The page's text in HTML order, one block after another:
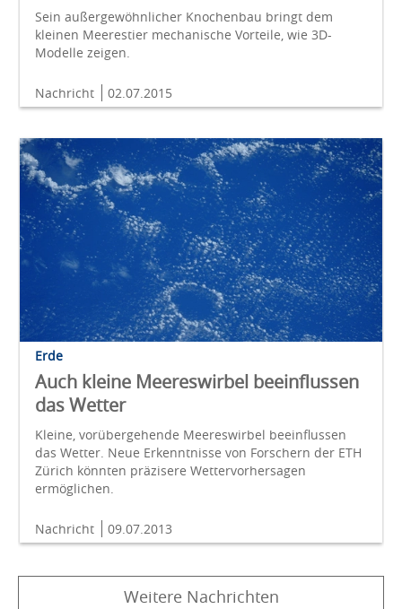
Sein außergewöhnlicher Knochenbau bringt dem
kleinen Meerestier mechanische Vorteile, wie 3D-
Modelle zeigen.
Nachricht 02.07.2015
Erde
Auch kleine Meereswirbel beeinflussen
das Wetter
Kleine, vorübergehende Meereswirbel beeinflussen
das Wetter. Neue Erkenntnisse von Forschern der ETH
Zürich könnten präzisere Wettervorhersagen
ermöglichen.
Nachricht 09.07.2013
Weitere Nachrichten